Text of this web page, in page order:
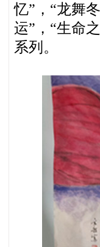
忆”，“龙舞
运”，“生命
系列。